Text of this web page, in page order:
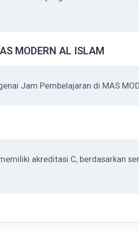
MODERN AL ISLAM
Jam Pembelajaran di MAS
akreditasi C, berdasarkan